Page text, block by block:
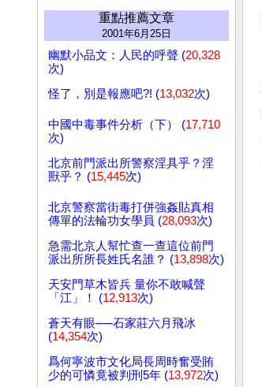
重點推薦文章
2001年6月25日
幽默小品文：人民的呼聲 (20,328
次)
怪了，別是報應吧?! (13,032次)
中國中毒事件分析（下） (17,710
次)
北京前門派出所警察淫具乎？淫
獸乎？ (15,445次)
北京警察當街毒打併強姦貼真相
傳單的法輪功女學員 (28,093次)
急需北京人幫忙查一查這位前門
派出所所長姓氏名誰？ (13,898次)
天安門草木皆兵 量你不敢喊聲
「江」！ (12,913次)
蒼天有眼──石家莊六月飛冰
(14,354次)
爲何寧波市文化局長周時奮受賄
少的可憐竟被判刑5年 (13,972次)